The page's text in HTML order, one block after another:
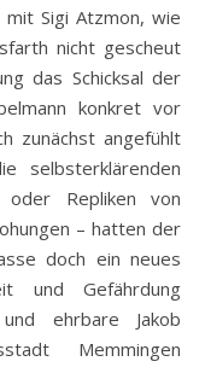
mit Sigi Atzmon, wie
nicht gescheut
das Schicksal der
konkret vor
zunächst angefühlt
selbsterklärenden
oder Repliken von
– hatten der
doch ein neues
und Gefährdung
ehrbare Jakob
Memmingen